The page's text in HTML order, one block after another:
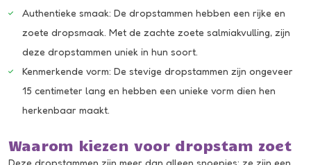
Authentieke smaak: De dropstammen hebben een rijke en
zoete dropsmaak. Met de zachte zoete salmiakvulling, zijn
deze dropstammen uniek in hun soort.
Kenmerkende vorm: De stevige dropstammen zijn ongeveer
15 centimeter lang en hebben een unieke vorm dien hen
herkenbaar maakt.
Waarom kiezen voor dropstam zoet